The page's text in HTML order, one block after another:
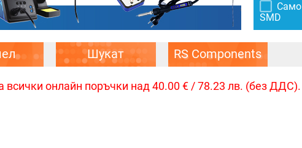
Само
SMD
Шукат RS Components
всички онлайн поръчки над 40.00 € / 78.23 лв. (без ДДС).